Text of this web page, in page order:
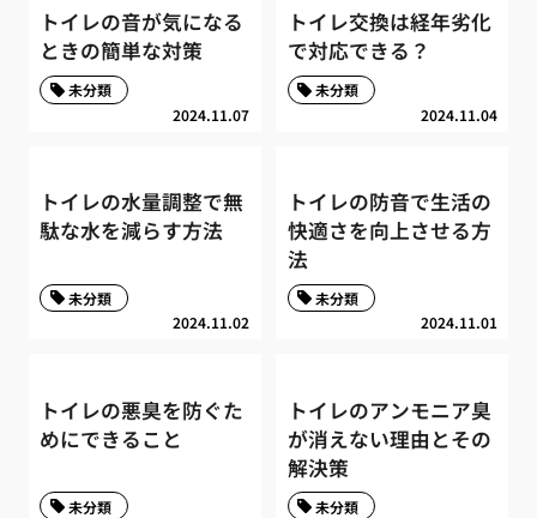
トイレの音が気になる
ときの簡単な対策
2024.11.07
未分類
トイレ交換は経年劣化
で対応できる？
2024.11.04
未分類
トイレの水量調整で無
駄な水を減らす方法
2024.11.02
未分類
トイレの防音で生活の
快適さを向上させる方
法
2024.11.01
未分類
トイレの悪臭を防ぐた
めにできること
未分類
トイレのアンモニア臭
が消えない理由とその
解決策
未分類